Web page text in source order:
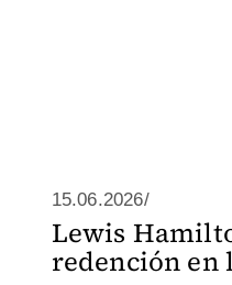
15.06.2026/
Lewis
redención en